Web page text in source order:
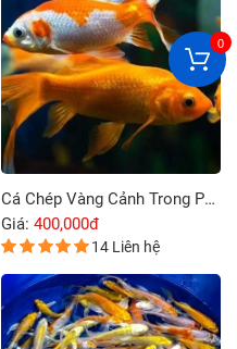
Cá Chép Vàng Cảnh Trong Phong Thủy
Giá: 400,000đ
14 Liên hệ
0